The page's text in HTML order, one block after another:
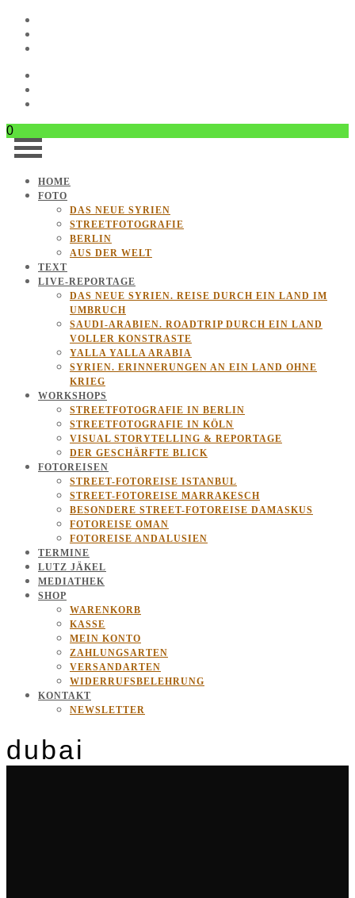
0
HOME
FOTO
DAS NEUE SYRIEN
STREETFOTOGRAFIE
BERLIN
AUS DER WELT
TEXT
LIVE-REPORTAGE
DAS NEUE SYRIEN. REISE DURCH EIN LAND IM
UMBRUCH
SAUDI-ARABIEN. ROADTRIP DURCH EIN LAND
VOLLER KONSTRASTE
YALLA YALLA ARABIA
SYRIEN. ERINNERUNGEN AN EIN LAND OHNE
KRIEG
WORKSHOPS
STREETFOTOGRAFIE IN BERLIN
STREETFOTOGRAFIE IN KÖLN
VISUAL STORYTELLING & REPORTAGE
DER GESCHÄRFTE BLICK
FOTOREISEN
STREET-FOTOREISE ISTANBUL
STREET-FOTOREISE MARRAKESCH
BESONDERE STREET-FOTOREISE DAMASKUS
FOTOREISE OMAN
FOTOREISE ANDALUSIEN
TERMINE
LUTZ JÄKEL
MEDIATHEK
SHOP
WARENKORB
KASSE
MEIN KONTO
ZAHLUNGSARTEN
VERSANDARTEN
WIDERRUFSBELEHRUNG
KONTAKT
NEWSLETTER
dubai